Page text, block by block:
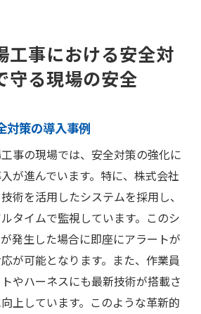
工事における安全対
守る現場の安全
対策の導入事例
事の現場では、安全対策の強化に
が進んでいます。特に、株式会社
術を活用したシステムを採用し、
タイムで監視しています。このシ
発生した場合に即座にアラートが
が可能となります。また、作業員
やハーネスにも最新技術が搭載さ
上しています。このような革新的